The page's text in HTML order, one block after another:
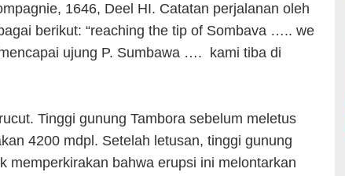
1646, Deel HI. Catatan perjalanan oleh
berikut: “reaching the tip of Sombava ….. we
ujung P. Sumbawa …. kami tiba di
Tinggi gunung Tambora sebelum meletus
4200 mdpl. Setelah letusan, tinggi gunung
memperkirakan bahwa erupsi ini melontarkan